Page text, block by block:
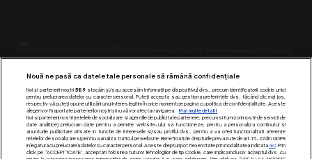
Urmărește-ne pe:
Nouă ne pasă ca datele tale personale să rămână confidențiale
Noi și partenerii noștri 589stocăm și/sau accesăm informații pe dispozitivul dvs., precum identificatorii cookie unici
pentru prelucrarea datelor cu caracter personal. Puteți accepta sau gestiona preferințele dvs. făcând clic mai jos,
respectiv vă puteți opune utilizării unui interes legitim în orice moment pe pagina cu politica de confidențialitate. Aceste
alegeri vor fi raportate partenerilor noștri și nu vă vor afecta navigarea.
Mai multe detalii
Noi si partenerii nostri (retelele de socializare si agentiile de publicitate partenere, precum si furnizorii nostri de servicii de
date analitice) prelucram date pentru a permite website-ului sa functioneze, pentru a personaliza continutul si
anunturile publicitare afisate in functie de interesele si/sau profilul dvs., pentru a va oferi functionalitati aferente
retelelor de socializare si pentru a analiza traficul pe website. Beneficiati de drepturile prevazute de art. 15-22 din GDPR
in legatura cu prelucrarea datelor cu caracter personal. Aceste drepturi pot fi exercitate prin modalitatea indicataaici. Prin
click pe “ACCEPT TOATE”, acceptati folosirea tuturor Tehnologiilor de tip Cookie, care implica inclusiv acceptul dvs. cu